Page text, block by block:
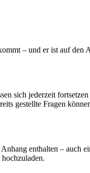
– und er ist auf den
sich jederzeit
gestellte Fragen
enthalten – auch